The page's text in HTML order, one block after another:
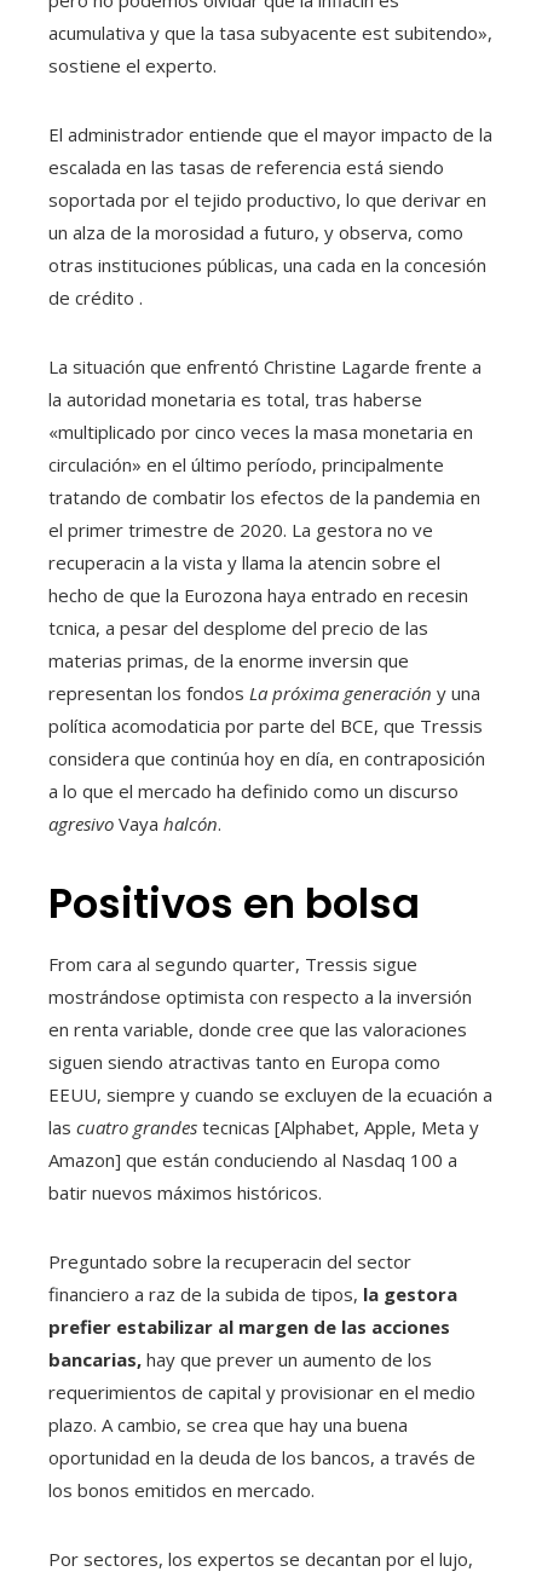
acumulativa y que la tasa subyacente est subitendo»,
sostiene el experto.
El administrador entiende que el mayor impacto de la
escalada en las tasas de referencia está siendo
soportada por el tejido productivo, lo que derivar en
un alza de la morosidad a futuro, y observa, como
otras instituciones públicas, una cada en la concesión
de crédito .
La situación que enfrentó Christine Lagarde frente a
la autoridad monetaria es total, tras haberse
«multiplicado por cinco veces la masa monetaria en
circulación» en el último período, principalmente
tratando de combatir los efectos de la pandemia en
el primer trimestre de 2020. La gestora no ve
recuperacin a la vista y llama la atencin sobre el
hecho de que la Eurozona haya entrado en recesin
tcnica, a pesar del desplome del precio de las
materias primas, de la enorme inversin que
representan los fondos La próxima generación y una
política acomodaticia por parte del BCE, que Tressis
considera que continúa hoy en día, en contraposición
a lo que el mercado ha definido como un discurso
agresivo Vaya halcón.
Positivos en bolsa
From cara al segundo quarter, Tressis sigue
mostrándose optimista con respecto a la inversión
en renta variable, donde cree que las valoraciones
siguen siendo atractivas tanto en Europa como
EEUU, siempre y cuando se excluyen de la ecuación a
las cuatro grandes tecnicas [Alphabet, Apple, Meta y
Amazon] que están conduciendo al Nasdaq 100 a
batir nuevos máximos históricos.
Preguntado sobre la recuperacin del sector
financiero a raz de la subida de tipos, la gestora
prefier estabilizar al margen de las acciones
bancarias, hay que prever un aumento de los
requerimientos de capital y provisionar en el medio
plazo. A cambio, se crea que hay una buena
oportunidad en la deuda de los bancos, a través de
los bonos emitidos en mercado.
Por sectores, los expertos se decantan por el lujo,